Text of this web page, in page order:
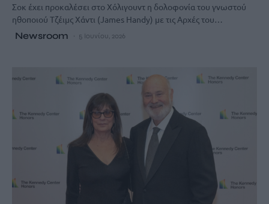
Σοκ έχει προκαλέσει στο Χόλιγουντ η δολοφονία του γνωστού
ηθοποιού Τζέιμς Χάντι (James Handy) με τις Αρχές του…
Newsroom 5 Ιουνίου, 2026